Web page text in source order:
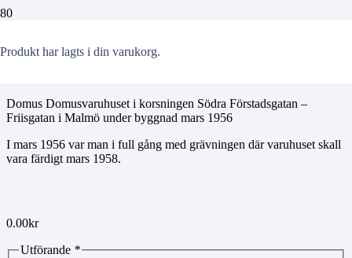
Produkt har lagts i din varukorg.
MoAff009
Domus Domusvaruhuset i korsningen Södra Förstadsgatan –
Friisgatan i Malmö under byggnad mars 1956
I mars 1956 var man i full gång med grävningen där varuhuset skall
vara färdigt mars 1958.
0.00kr
Utförande *